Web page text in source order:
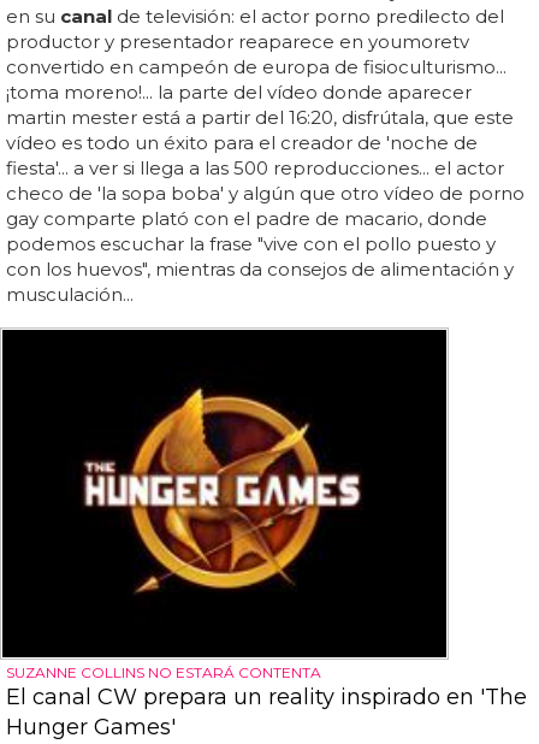
en su canal de televisión: el actor porno predilecto del
productor y presentador reaparece en youmoretv
convertido en campeón de europa de fisioculturismo...
¡toma moreno!... la parte del vídeo donde aparecer
martin mester está a partir del 16:20, disfrútala, que este
vídeo es todo un éxito para el creador de 'noche de
fiesta'... a ver si llega a las 500 reproducciones... el actor
checo de 'la sopa boba' y algún que otro vídeo de porno
gay comparte plató con el padre de macario, donde
podemos escuchar la frase "vive con el pollo puesto y
con los huevos", mientras da consejos de alimentación y
musculación...
SUZANNE COLLINS NO ESTARÁ CONTENTA
El canal CW prepara un reality inspirado en 'The
Hunger Games'